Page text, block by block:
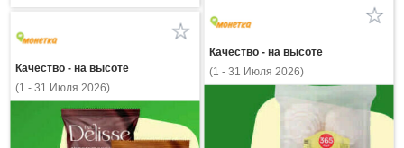
Качество - на высоте
(1 - 31 Июля 2026)
Качество - на высоте
(1 - 31 Июля 2026)